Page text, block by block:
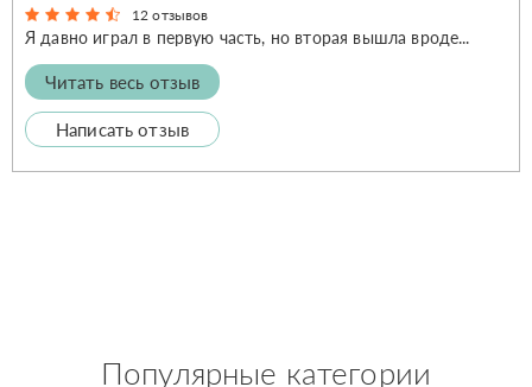
12 отзывов
Я давно играл в первую часть, но вторая вышла вроде...
Читать весь отзыв
Написать отзыв
Популярные категории